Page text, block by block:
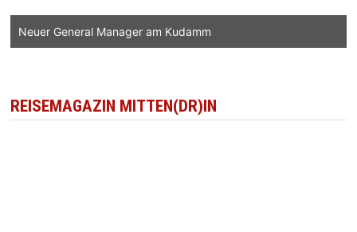
Neuer General Manager am Kudamm
REISEMAGAZIN MITTEN(DR)IN